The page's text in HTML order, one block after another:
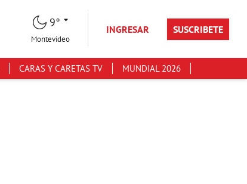
9°
Montevideo
INGRESAR SUSCRIBETE
CARAS Y CARETAS TV MUNDIAL 2026